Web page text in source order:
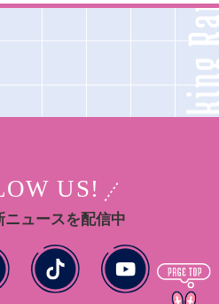
US!
ニュースを配信中